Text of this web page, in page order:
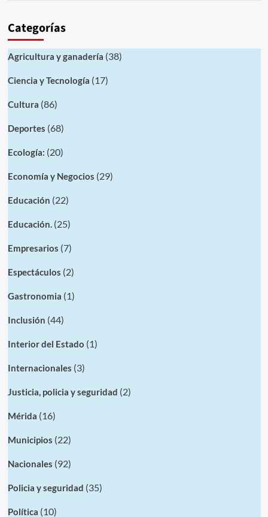
Categorías
Agricultura y ganadería (38)
Ciencia y Tecnología (17)
Cultura (86)
Deportes (68)
Ecología: (20)
Economía y Negocios (29)
Educación (22)
Educación.(25)
Empresarios (7)
Espectáculos (2)
Gastronomia (1)
Inclusión (44)
Interior del Estado (1)
Internacionales (3)
Justicia, policia y seguridad (2)
Mérida (16)
Municipios (22)
Nacionales (92)
Policia y seguridad (35)
Política (10)